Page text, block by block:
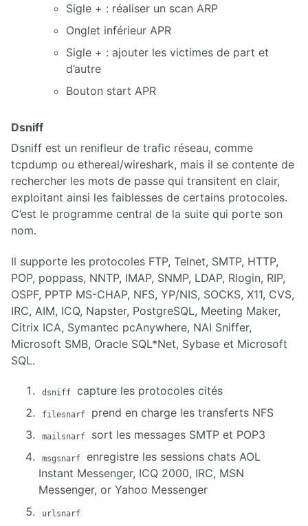
Sigle + : réaliser un scan ARP
Onglet inférieur APR
Sigle + : ajouter les victimes de part et
d’autre
Bouton start APR
Dsniff
Dsniff est un renifleur de trafic réseau, comme
tcpdump ou ethereal/wireshark, mais il se contente de
rechercher les mots de passe qui transitent en clair,
exploitant ainsi les faiblesses de certains protocoles.
C’est le programme central de la suite qui porte son
nom.
Il supporte les protocoles FTP, Telnet, SMTP, HTTP,
POP, poppass, NNTP, IMAP, SNMP, LDAP, Rlogin, RIP,
OSPF, PPTP MS-CHAP, NFS, YP/NIS, SOCKS, X11, CVS,
IRC, AIM, ICQ, Napster, PostgreSQL, Meeting Maker,
Citrix ICA, Symantec pcAnywhere, NAI Sniffer,
Microsoft SMB, Oracle SQL*Net, Sybase et Microsoft
SQL.
dsniff capture les protocoles cités
filesnarf prend en charge les transferts NFS
mailsnarf sort les messages SMTP et POP3
msgsnarf
enregistre les sessions chats AOL
Instant Messenger, ICQ 2000, IRC, MSN
Messenger, or Yahoo Messenger
urlsnarf